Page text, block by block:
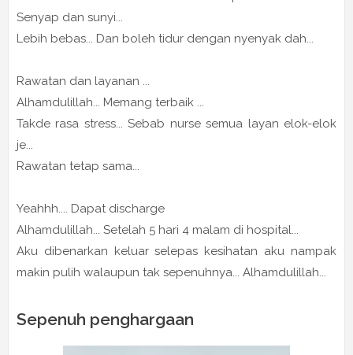
Senyap dan sunyi...
Lebih bebas... Dan boleh tidur dengan nyenyak dah...
Rawatan dan layanan ...
Alhamdulillah... Memang terbaik ...
Takde rasa stress... Sebab nurse semua layan elok-elok
je...
Rawatan tetap sama...
Yeahhh.... Dapat discharge
Alhamdulillah... Setelah 5 hari 4 malam di hospital...
Aku dibenarkan keluar selepas kesihatan aku nampak
makin pulih walaupun tak sepenuhnya... Alhamdulillah...
Sepenuh penghargaan